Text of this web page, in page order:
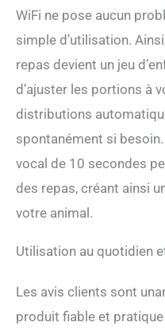
WiFi ne pose aucun
simple d’utilisation.
repas devient un jeu
d’ajuster les portions à
distributions
spontanément si
vocal de 10 secondes
des repas, créant ainsi
votre animal.
Utilisation au quotidien
Les avis clients sont
produit fiable et